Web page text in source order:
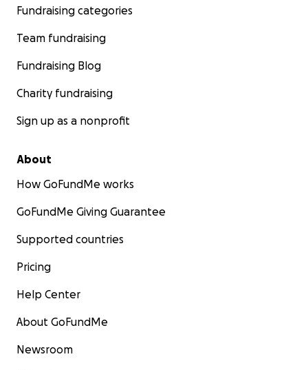
Fundraising categories
Team fundraising
Fundraising Blog
Charity fundraising
Sign up as a nonprofit
About
How GoFundMe works
GoFundMe Giving Guarantee
Supported countries
Pricing
Help Center
About GoFundMe
Newsroom